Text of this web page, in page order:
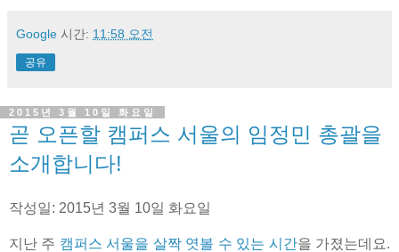
Google 시간: 11:58 오전
공유
2015년 3월 10일 화요일
곧 오픈할 캠퍼스 서울의 임정민 총괄을
소개합니다!
작성일: 2015년 3월 10일 화요일
지난 주 캠퍼스 서울을 살짝 엿볼 수 있는 시간을 가졌는데요.